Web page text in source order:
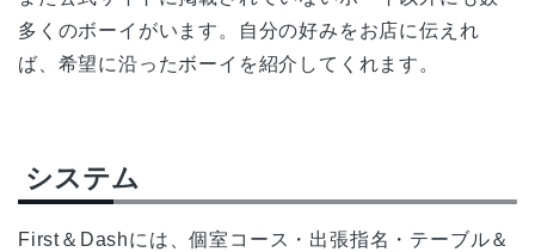
多くのボーイがいます。自分の好みをお店に伝えれ
ば、希望に沿ったボーイを紹介してくれます。
システム
First＆Dashには、個室コース・出張指名・テーブル＆